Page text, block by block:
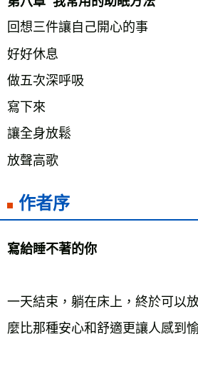
回想三件讓自己開心的事
好好休息
做五次深呼吸
寫下來
讓全身放鬆
放聲高歌
作者序
寫給睡不著的你
一天結束，躺在床上，終於可以
麼比那種安心和舒適更讓人感到